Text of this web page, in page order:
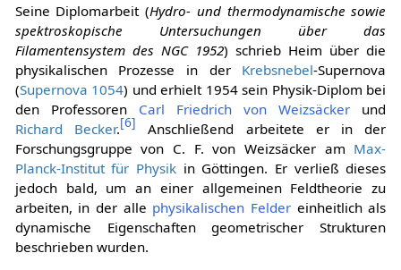
Seine Diplomarbeit (Hydro- und thermodynamische sowie
spektroskopische Untersuchungen über das
Filamentensystem des NGC 1952) schrieb Heim über die
physikalischen Prozesse in der Krebsnebel-Supernova
(Supernova 1054) und erhielt 1954 sein Physik-Diplom bei
den Professoren Carl Friedrich von Weizsäcker und
Richard Becker.[6] Anschließend arbeitete er in der
Forschungsgruppe von C. F. von Weizsäcker am Max-
Planck-Institut für Physik in Göttingen. Er verließ dieses
jedoch bald, um an einer allgemeinen Feldtheorie zu
arbeiten, in der alle physikalischen Feldereinheitlich als
dynamische Eigenschaften geometrischer Strukturen
beschrieben wurden.